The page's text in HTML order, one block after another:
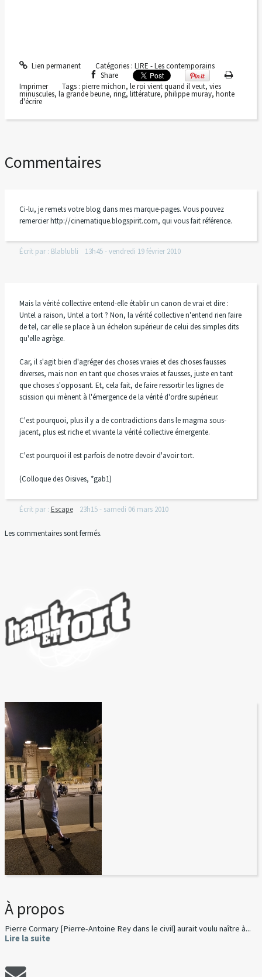
Lien permanent Catégories : LIRE - Les contemporains
Share
Imprimer
Tags :pierre michon,le roi vient quand il veut,vies
minuscules, la grande beune, ring, littérature, philippe muray, honte
d'écrire
Commentaires
Ci-lu, je remets votre blog dans mes marque-pages. Vous pouvez
remercier http://cinematique.blogspirit.com, qui vous fait référence.
Écrit par : Blablubli 13h45-vendredi 19février 2010
Mais la vérité collective entend-elle établir un canon de vrai et dire :
Untel a raison, Untel a tort ? Non, la vérité collective n'entend rien faire
de tel, car elle se place à un échelon supérieur de celui des simples dits
qu'elle agrège.
Car, il s'agit bien d'agréger des choses vraies et des choses fausses
diverses, mais non en tant que choses vraies et fausses, juste en tant
que choses s'opposant. Et, cela fait, de faire ressortir les lignes de
scission qui mènent à l'émergence de la vérité d'ordre supérieur.
C'est pourquoi, plus il y a de contradictions dans le magma sous-
jacent, plus est riche et vivante la vérité collective émergente.
C'est pourquoi il est parfois de notre devoir d'avoir tort.
(Colloque des Oisives, *gab1)
Écrit par : Escape 23h15- samedi 06 mars 2010
Les commentaires sont fermés.
À propos
Pierre Cormary [Pierre-Antoine Rey dans le civil] aurait voulu naître à...
Lire la suite